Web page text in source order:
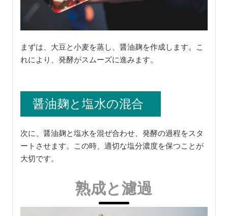
まずは、大豆と小麦を蒸し、醤油麹を作成します。こ
れにより、発酵がスムーズに進みます。
醤油麹と塩水の混合
次に、醤油麹と塩水を混ぜ合わせ、発酵の過程をスタ
ートさせます。この時、適切な塩分濃度を保つことが
大切です。
熟成と濾過